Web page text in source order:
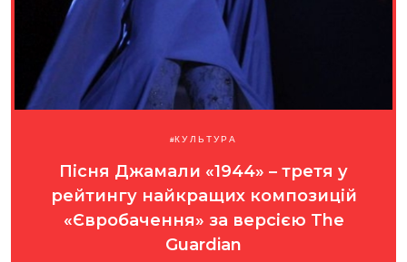
КУЛЬТУРА
Пісня Джамали «1944» – третя у
рейтингу найкращих композицій
«Євробачення» за версією The
Guardian